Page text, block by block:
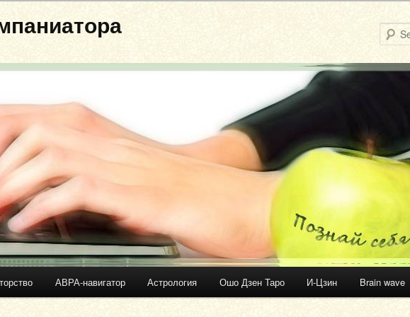
АВРА-навигатор Астрология Ошо Дзен Таро И-Цзин Brain wave